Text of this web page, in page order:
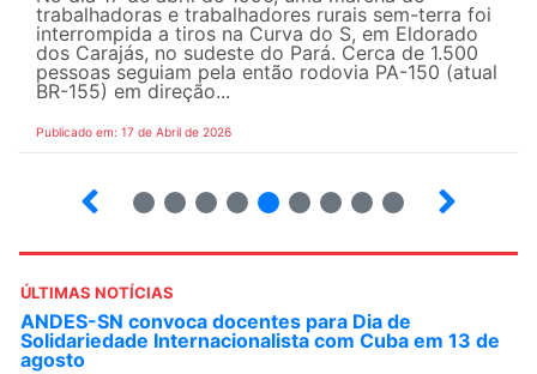
trabalhadoras e trabalhadores rurais sem-terra foi
interrompida a tiros na Curva do S, em Eldorado
dos Carajás, no sudeste do Pará. Cerca de 1.500
pessoas seguiam pela então rodovia PA-150 (atual
BR-155) em direção...
Publicado em: 17 de Abril de 2026
ÚLTIMAS NOTÍCIAS
ANDES-SN convoca docentes para Dia de
Solidariedade Internacionalista com Cuba em 13 de
agosto